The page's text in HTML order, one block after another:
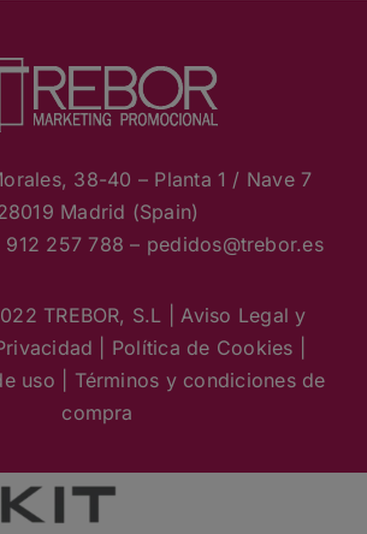
38-40 – Planta 1 / Nave 7
Madrid (Spain)
912 257 788 – pedidos@trebor.es
TREBOR, S.L | Aviso Legal y
Política de Cookies
uso
Términos y condiciones de
compra